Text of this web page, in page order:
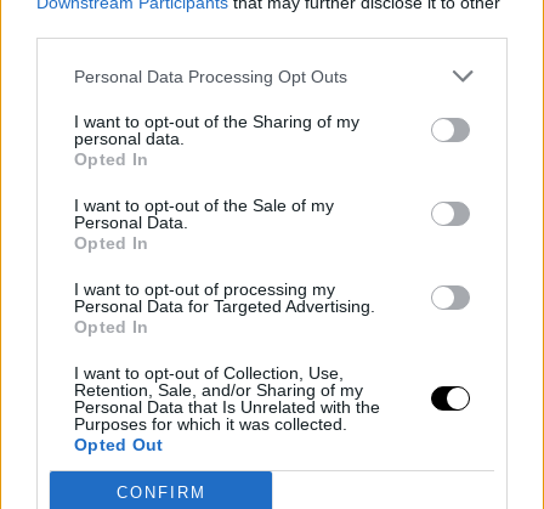
Personal Data Processing Opt Outs
I want to opt-out of the Sharing of my
personal data.
Opted In
I want to opt-out of the Sale of my
Personal Data.
Opted In
I want to opt-out of processing my
Personal Data for Targeted Advertising.
Opted In
I want to opt-out of Collection, Use,
Retention, Sale, and/or Sharing of my
Personal Data that Is Unrelated with the
Purposes for which it was collected.
Opted Out
CONFIRM
φρόντισε να «κινηθεί» σε φυσικούς τόνους, όσον αφορά το
Άφησε τα μαλλιά της ελεύθερα, με το κοντό καρέ της να φτάνει
λίγο κάτω από τις γωνίες του προσώπου της και είπε ναι σε ένα
ανάλαφρο μακιγιάζ που με διακριτική γραμμή eyeliner και